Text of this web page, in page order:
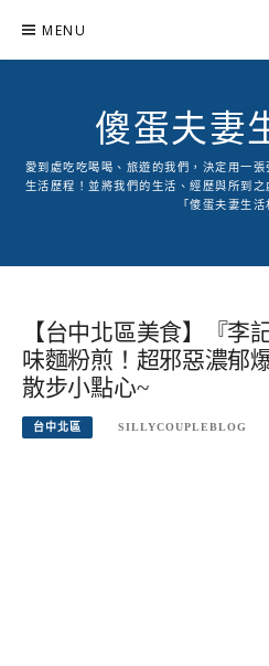
content
MENU
傻蛋夫妻
愛到處吃吃喝喝、旅遊的我們，決定用一
生活歷程！並將我們的生活、經歷與所到
「傻蛋夫妻生活
【台中北區美食】『李
味麵粉煎！超邪惡濃郁
散步小點心~
台中北區 SILLYCOUPLEBLOG